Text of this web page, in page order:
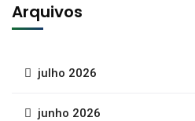
Arquivos
julho 2026
junho 2026